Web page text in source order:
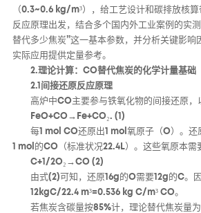
（0.3~0.6 kg/m³），给工艺设计和碳排放核
反应原理出发，结合多个国内外工业案例的实
替代多少焦炭”这一基本参数，并分析关键影响
实际应用提供定量参考。
2.理论计算：CO替代焦炭的化学计量基础
2.1间接还原反应原理
高炉中CO主要参与铁氧化物的间接还原，
FeO+CO→Fe+CO₂. (1)
每1 mol CO还原出1 mol氧原子（O）。还
1 mol的CO（标准状况22.4L）。这些氧原本需
C+1/2O₂ →CO (2)
由式(2)可知，还原16g的O需要12g的C。
12kgC/22.4 m³=0.536 kg C/m³ CO。
若焦炭含碳量按85%计，理论替代焦炭量为